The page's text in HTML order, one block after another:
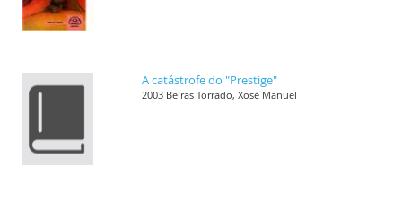
A catástrofe do "Prestige"
2003 Beiras Torrado, Xosé Manuel